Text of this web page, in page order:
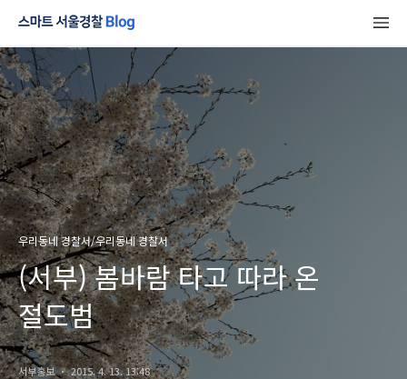
우리동네 경찰서/우리동네 경찰서
(서부) 봄바람 타고 따라 온
절도범
서부홍보 2015. 4. 13. 13:48